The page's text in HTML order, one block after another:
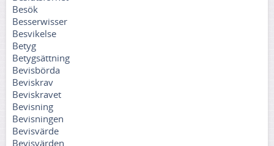
Besök
Besserwisser
Besvikelse
Betyg
Betygsättning
Bevisbörda
Beviskrav
Beviskravet
Bevisning
Bevisningen
Bevisvärde
Bevisvärden